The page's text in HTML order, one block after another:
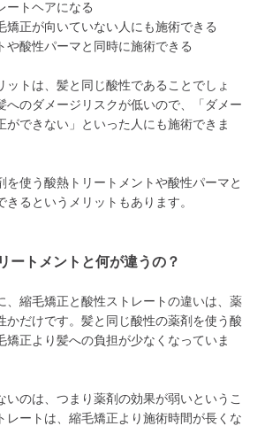
ートヘアになる
矯正が向いていない人にも施術できる
や酸性パーマと同時に施術できる
ットは、髪と同じ酸性であることでしょ
へのダメージリスクが低いので、「ダメー
ができない」といった人にも施術できま
を使う酸熱トリートメントや酸性パーマと
きるというメリットもあります。
ートメントと何が違うの？
、縮毛矯正と酸性ストレートの違いは、薬
かだけです。髪と同じ酸性の薬剤を使う酸
矯正より髪への負担が少なくなっていま
いのは、つまり薬剤の効果が弱いというこ
レートは、縮毛矯正より施術時間が長くな